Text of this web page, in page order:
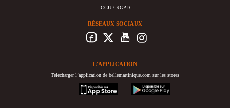
CGU / RGPD
RÉSEAUX SOCIAUX
L’APPLICATION
Télécharger l’application de bellemartinique.com sur les stores
appstore
googleplay